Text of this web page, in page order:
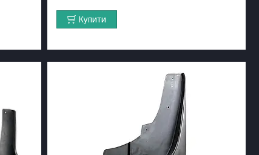
Купити